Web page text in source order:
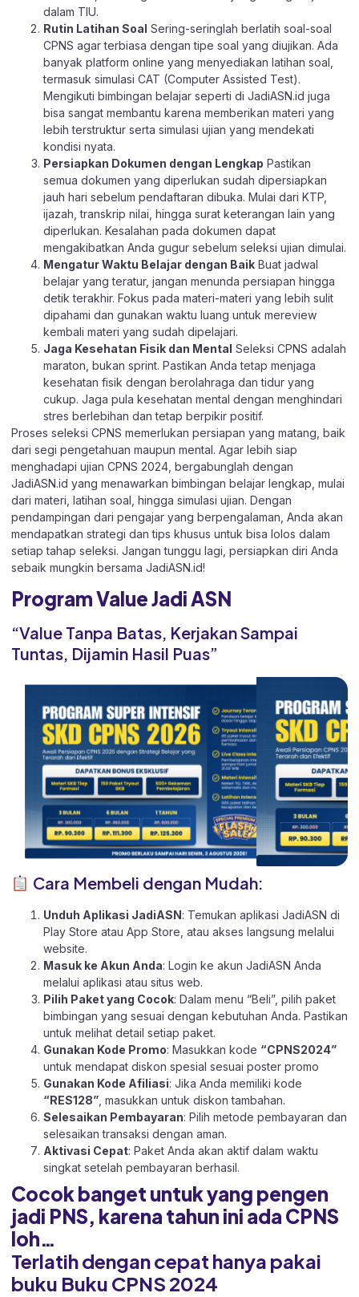
dalam TIU.
Rutin Latihan Soal Sering-seringlah berlatih soal-soal
CPNS agar terbiasa dengan tipe soal yang diujikan. Ada
banyak platform online yang menyediakan latihan soal,
termasuk simulasi CAT (Computer Assisted Test).
Mengikuti bimbingan belajar seperti di JadiASN.id juga
bisa sangat membantu karena memberikan materi yang
lebih terstruktur serta simulasi ujian yang mendekati
kondisi nyata.
Persiapkan Dokumen dengan Lengkap Pastikan
semua dokumen yang diperlukan sudah dipersiapkan
jauh hari sebelum pendaftaran dibuka. Mulai dari KTP,
ijazah, transkrip nilai, hingga surat keterangan lain yang
diperlukan. Kesalahan pada dokumen dapat
mengakibatkan Anda gugur sebelum seleksi ujian dimulai.
Mengatur Waktu Belajar dengan Baik Buat jadwal
belajar yang teratur, jangan menunda persiapan hingga
detik terakhir. Fokus pada materi-materi yang lebih sulit
dipahami dan gunakan waktu luang untuk mereview
kembali materi yang sudah dipelajari.
Jaga Kesehatan Fisik dan Mental Seleksi CPNS adalah
maraton, bukan sprint. Pastikan Anda tetap menjaga
kesehatan fisik dengan berolahraga dan tidur yang
cukup. Jaga pula kesehatan mental dengan menghindari
stres berlebihan dan tetap berpikir positif.
Proses seleksi CPNS memerlukan persiapan yang matang, baik
dari segi pengetahuan maupun mental. Agar lebih siap
menghadapi ujian CPNS 2024, bergabunglah dengan
JadiASN.id yang menawarkan bimbingan belajar lengkap, mulai
dari materi, latihan soal, hingga simulasi ujian. Dengan
pendampingan dari pengajar yang berpengalaman, Anda akan
mendapatkan strategi dan tips khusus untuk bisa lolos dalam
setiap tahap seleksi. Jangan tunggu lagi, persiapkan diri Anda
sebaik mungkin bersama JadiASN.id!
Program Value Jadi ASN
“Value Tanpa Batas, Kerjakan Sampai
Tuntas, Dijamin Hasil Puas”
Cara Membeli dengan Mudah:
Unduh Aplikasi JadiASN: Temukan aplikasi JadiASN di
Play Store atau App Store , atau akses langsung melalui
website.
Masuk ke Akun Anda: Login ke akun JadiASN Anda
melalui aplikasi atau situs web.
Pilih Paket yang Cocok: Dalam menu “Beli”, pilih paket
bimbingan yang sesuai dengan kebutuhan Anda. Pastikan
untuk melihat detail setiap paket.
Gunakan Kode Promo: Masukkan kode “CPNS2024”
untuk mendapat diskon spesial sesuai poster promo
Gunakan Kode Afiliasi: Jika Anda memiliki kode
“RES128” , masukkan untuk diskon tambahan.
Selesaikan Pembayaran: Pilih metode pembayaran dan
selesaikan transaksi dengan aman.
Aktivasi Cepat: Paket Anda akan aktif dalam waktu
singkat setelah pembayaran berhasil.
Cocok banget untuk yang pengen
jadi PNS, karena tahun ini ada CPNS
loh…
Terlatih dengan cepat hanya pakai
buku Buku CPNS 2024